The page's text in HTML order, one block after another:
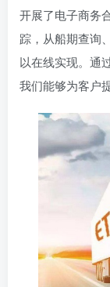
开展了电子商务
踪，从船期查询
以在线实现。通
我们能够为客户